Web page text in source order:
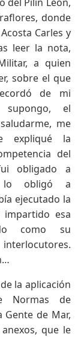
donde
Carles y
leer la nota,
a quien
sobre el que
de mi
el
me
expliqué la
del
obligado a
lo obligó a
ejecutado la
esa
como su
la aplicación
Normas de
Gente de Mar,
que le